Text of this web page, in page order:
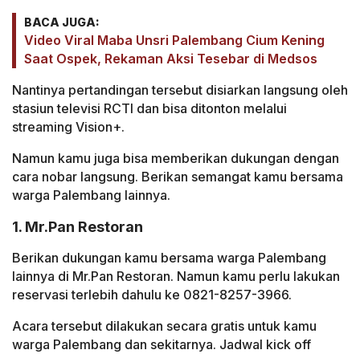
BACA JUGA:
Video Viral Maba Unsri Palembang Cium Kening
Saat Ospek, Rekaman Aksi Tesebar di Medsos
Nantinya pertandingan tersebut disiarkan langsung oleh
stasiun televisi RCTI dan bisa ditonton melalui
streaming Vision+.
Namun kamu juga bisa memberikan dukungan dengan
cara nobar langsung. Berikan semangat kamu bersama
warga Palembang lainnya.
1. Mr.Pan Restoran
Berikan dukungan kamu bersama warga Palembang
lainnya di Mr.Pan Restoran. Namun kamu perlu lakukan
reservasi terlebih dahulu ke 0821-8257-3966.
Acara tersebut dilakukan secara gratis untuk kamu
warga Palembang dan sekitarnya. Jadwal kick off